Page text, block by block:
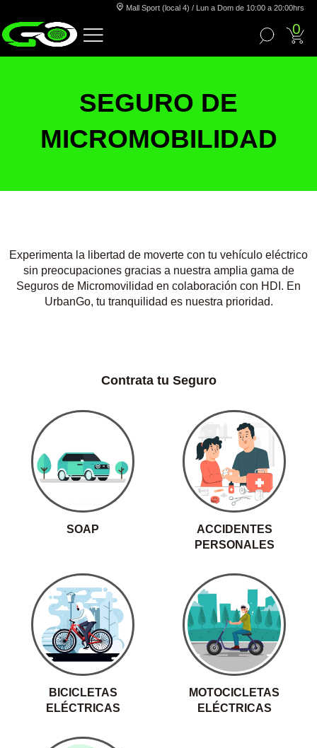
Mall Sport (local 4) / Lun a Dom de 10:00 a 20:00hrs
0
SEGURO DE
MICROMOBILIDAD
Experimenta la libertad de moverte con tu vehículo eléctrico
sin preocupaciones gracias a nuestra amplia gama de
Seguros de Micromovilidad en colaboración con HDI. En
UrbanGo, tu tranquilidad es nuestra prioridad.
Contrata tu Seguro
SOAP
ACCIDENTES
PERSONALES
BICICLETAS
ELÉCTRICAS
MOTOCICLETAS
ELÉCTRICAS